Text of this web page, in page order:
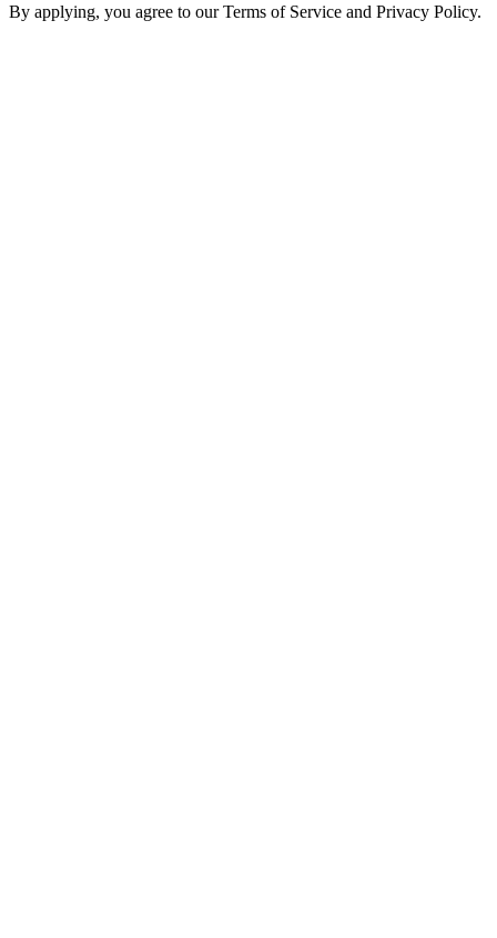
By applying, you agree to our Terms of Service and Privacy Policy.